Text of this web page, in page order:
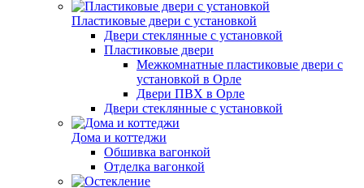
Пластиковые двери с установкой
Двери стеклянные с установкой
Пластиковые двери
Межкомнатные пластиковые двери с
установкой в Орле
Двери ПВХ в Орле
Двери стеклянные с установкой
Дома и коттеджи
Обшивка вагонкой
Отделка вагонкой